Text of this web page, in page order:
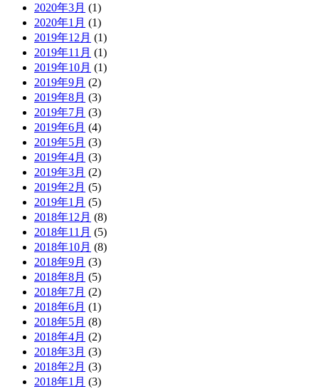
2020年3月 (1)
2020年1月 (1)
2019年12月 (1)
2019年11月 (1)
2019年10月 (1)
2019年9月 (2)
2019年8月 (3)
2019年7月 (3)
2019年6月 (4)
2019年5月 (3)
2019年4月 (3)
2019年3月 (2)
2019年2月 (5)
2019年1月 (5)
2018年12月 (8)
2018年11月 (5)
2018年10月 (8)
2018年9月 (3)
2018年8月 (5)
2018年7月 (2)
2018年6月 (1)
2018年5月 (8)
2018年4月 (2)
2018年3月 (3)
2018年2月 (3)
2018年1月 (3)